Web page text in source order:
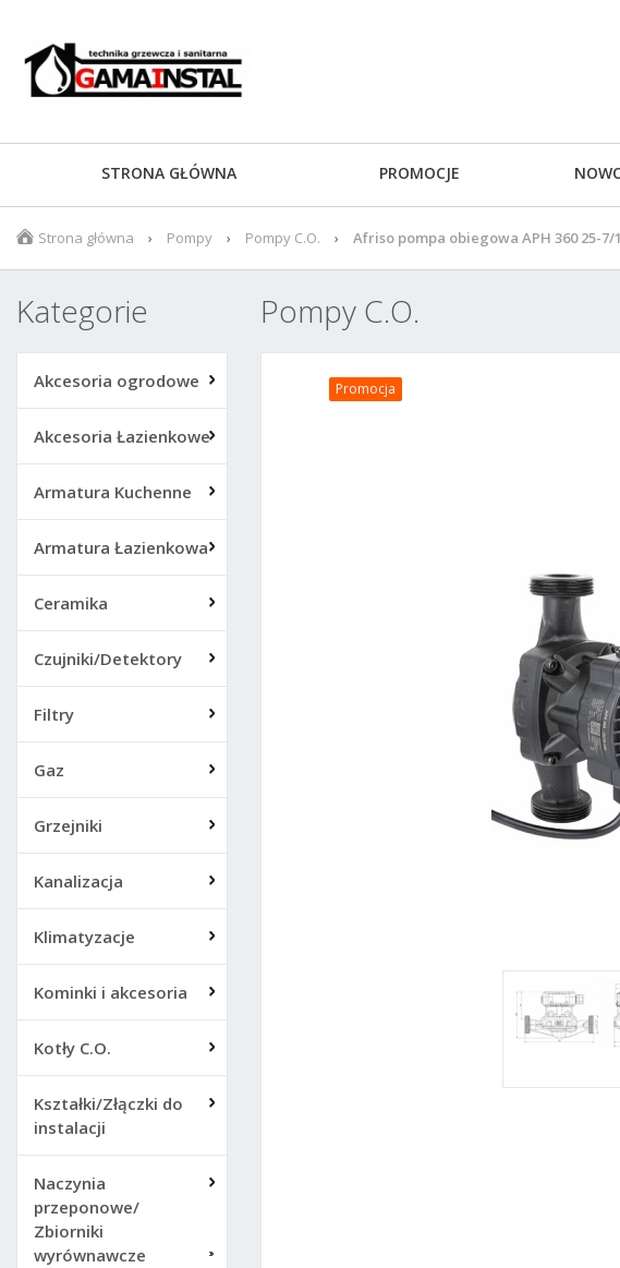
STRONA GŁÓWNA PROMOCJE
Strona główna Pompy Pompy C.O. Afriso pompa obiegowa APH 360 25-7/
Kategorie
Akcesoria ogrodowe
Akcesoria Łazienkowe
Armatura Kuchenne
Armatura Łazienkowa
Ceramika
Czujniki/Detektory
Filtry
Gaz
Grzejniki
Kanalizacja
Klimatyzacje
Kominki i akcesoria
Kotły C.O.
Kształki/Złączki do
instalacji
Naczynia
przeponowe/
Zbiorniki
wyrównawcze
Pompy C.O.
Promocja
Afriso pompa